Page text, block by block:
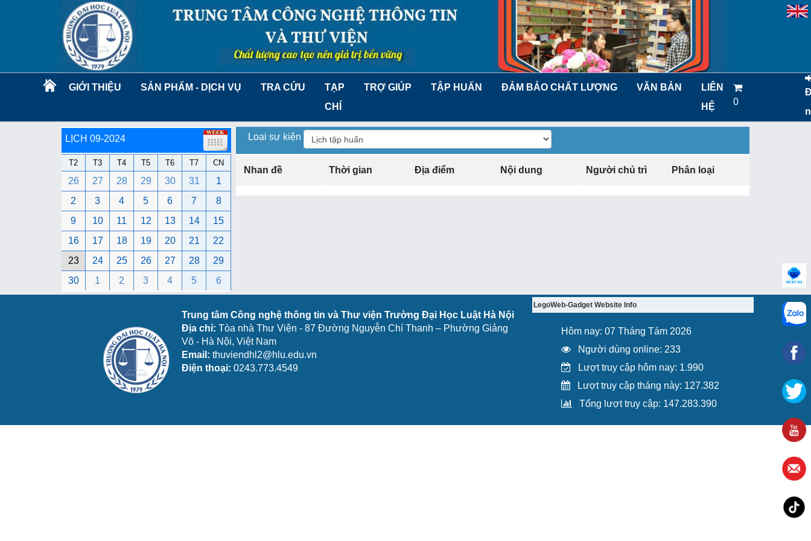
GIỚI THIỆU SẢN PHẨM - DỊCH VỤ TRA CỨU
TẠP
CHÍ
TRỢ GIÚP TẬP HUẤN ĐẢM BẢO CHẤT LƯỢNG VĂN BẢN
LIÊN
HỆ
0
LỊCH 09-2024
T2 T3 T4 T5 T6 T7 CN
26 27 28 29 30 31
1
2
3 4 5 6 7
8
9
10 11 12 13 14
15
16
17 18 19 20 21
22
23
24 25 26 27 28
29
30
1 2 3 4 5 6
Loại sự kiện
Nhan đề Thời gian Địa điểm Nội dung Người chủ trì Phân loại
Trung tâm Công nghệ thông tin và Thư viện Trường Đại Học Luật Hà Nội
Địa chỉ: Tòa nhà Thư Viện - 87 Đường Nguyễn Chí Thanh – Phường Giảng
Võ - Hà Nội, Việt Nam
Email: thuviendhl2@hlu.edu.vn
Điện thoại: 0243.773.4549
LegoWeb-Gadget Website Info
Hôm nay: 07 Tháng Tám 2026
Người dùng online: 233
Lượt truy cập hôm nay: 1.990
Lượt truy cập tháng này: 127.382
Tổng lượt truy cập: 147.283.390